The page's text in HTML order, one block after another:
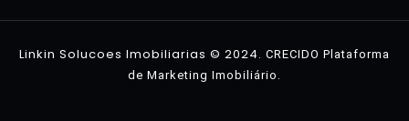
Linkin Solucoes Imobiliarias © 2024. CRECIDO Plataforma
de Marketing Imobiliário .